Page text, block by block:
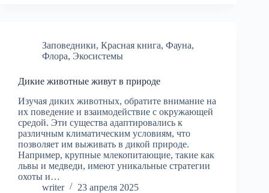
Заповедники, Красная книга, Фауна,
Флора, Экосистемы
Дикие животные живут в природе
Изучая диких животных, обратите внимание на
их поведение и взаимодействие с окружающей
средой. Эти существа адаптировались к
различным климатическим условиям, что
позволяет им выживать в дикой природе.
Например, крупные млекопитающие, такие как
львы и медведи, имеют уникальные стратегии
охоты и…
writer
23 апреля 2025